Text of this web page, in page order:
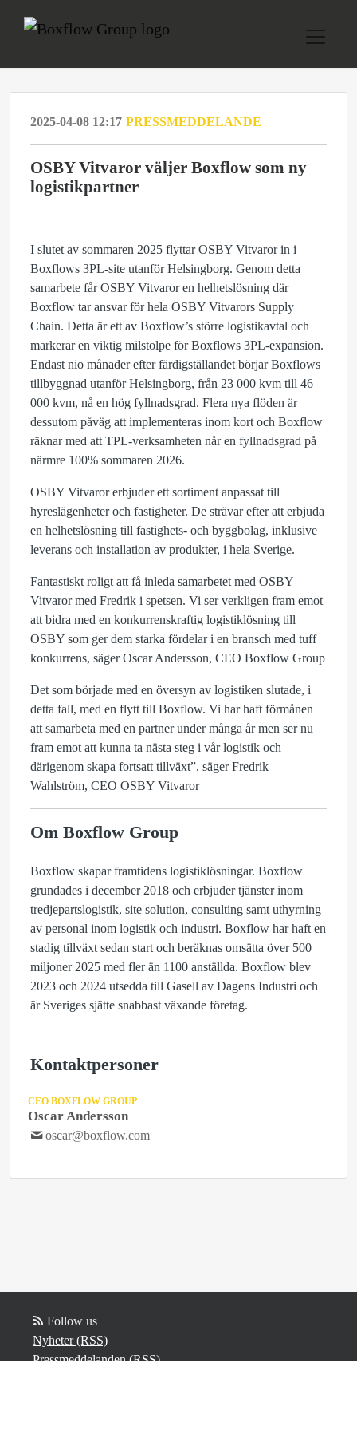
2025-04-08 12:17 PRESSMEDDELANDE
OSBY Vitvaror väljer Boxflow som ny
logistikpartner
I slutet av sommaren 2025 flyttar OSBY Vitvaror in i
Boxflows 3PL-site utanför Helsingborg. Genom detta
samarbete får OSBY Vitvaror en helhetslösning där
Boxflow tar ansvar för hela OSBY Vitvarors Supply
Chain. Detta är ett av Boxflow’s större logistikavtal och
markerar en viktig milstolpe för Boxflows 3PL-expansion.
Endast nio månader efter färdigställandet börjar Boxflows
tillbyggnad utanför Helsingborg, från 23 000 kvm till 46
000 kvm, nå en hög fyllnadsgrad. Flera nya flöden är
dessutom påväg att implementeras inom kort och Boxflow
räknar med att TPL-verksamheten når en fyllnadsgrad på
närmre 100% sommaren 2026.
OSBY Vitvaror erbjuder ett sortiment anpassat till
hyreslägenheter och fastigheter. De strävar efter att erbjuda
en helhetslösning till fastighets- och byggbolag, inklusive
leverans och installation av produkter, i hela Sverige.
Fantastiskt roligt att få inleda samarbetet med OSBY
Vitvaror med Fredrik i spetsen. Vi ser verkligen fram emot
att bidra med en konkurrenskraftig logistiklösning till
OSBY som ger dem starka fördelar i en bransch med tuff
konkurrens, säger Oscar Andersson, CEO Boxflow Group
Det som började med en översyn av logistiken slutade, i
detta fall, med en flytt till Boxflow. Vi har haft förmånen
att samarbeta med en partner under många år men ser nu
fram emot att kunna ta nästa steg i vår logistik och
därigenom skapa fortsatt tillväxt”, säger Fredrik
Wahlström, CEO OSBY Vitvaror
Om Boxflow Group
Boxflow skapar framtidens logistiklösningar. Boxflow
grundades i december 2018 och erbjuder tjänster inom
tredjepartslogistik, site solution, consulting samt uthyrning
av personal inom logistik och industri. Boxflow har haft en
stadig tillväxt sedan start och beräknas omsätta över 500
miljoner 2025 med fler än 1100 anställda. Boxflow blev
2023 och 2024 utsedda till Gasell av Dagens Industri och
är Sveriges sjätte snabbast växande företag.
Kontaktpersoner
CEO BOXFLOW GROUP
Oscar Andersson
oscar@boxflow.com
Follow us
Nyheter (RSS)
Pressmeddelanden (RSS)